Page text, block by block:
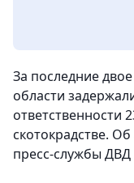
За последние
области
ответственности
скотокрадстве.
пресс-службы